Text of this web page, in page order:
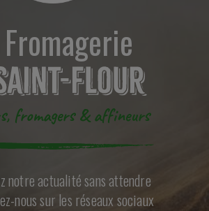
fromagers & affineurs
notre actualité sans attendre
nous sur les réseaux sociaux